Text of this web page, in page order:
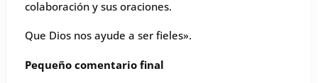
colaboración y sus oraciones.
Que Dios nos ayude a ser fieles».
Pequeño comentario final